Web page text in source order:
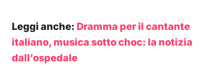
Leggi anche: Dramma per il cantante
italiano, musica sotto choc: la notizia
dall’ospedale